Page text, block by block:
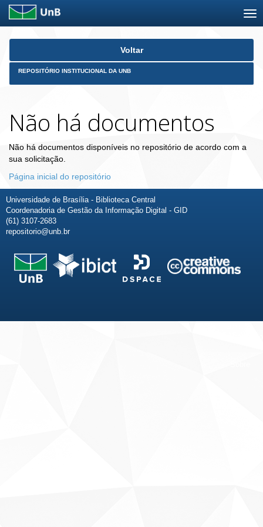
Skip
Voltar
REPOSITÓRIO INSTITUCIONAL DA UNB
Não há documentos
Não há documentos disponíveis no repositório de acordo com a
sua solicitação.
Página inicial do repositório
Universidade de Brasília - Biblioteca Central
Coordenadoria de Gestão da Informação Digital - GID
(61) 3107-2683
repositorio@unb.br